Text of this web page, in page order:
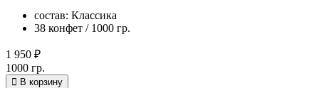
состав: Классика
38 конфет / 1000 гр.
1 950 ₽
1000 гр.
В корзину